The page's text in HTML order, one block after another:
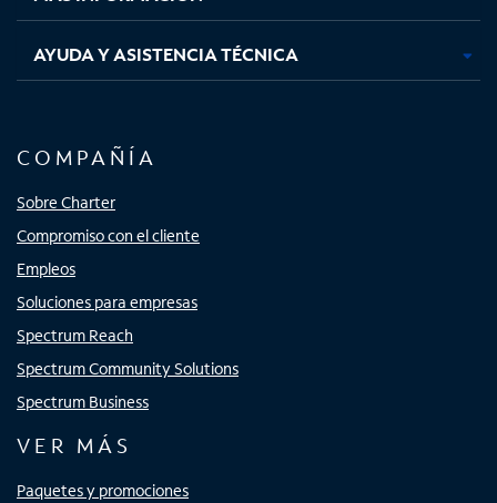
AYUDA Y ASISTENCIA TÉCNICA
COMPAÑÍA
Sobre Charter
Compromiso con el cliente
Empleos
Soluciones para empresas
Spectrum Reach
Spectrum Community Solutions
Spectrum Business
VER MÁS
Paquetes y promociones